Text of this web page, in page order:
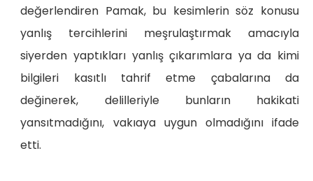
değerlendiren Pamak, bu kesimlerin söz konusu
yanlış tercihlerini meşrulaştırmak amacıyla
siyerden yaptıkları yanlış çıkarımlara ya da kimi
bilgileri kasıtlı tahrif etme çabalarına da
değinerek, delilleriyle bunların hakikati
yansıtmadığını, vakıaya uygun olmadığını ifade
etti.